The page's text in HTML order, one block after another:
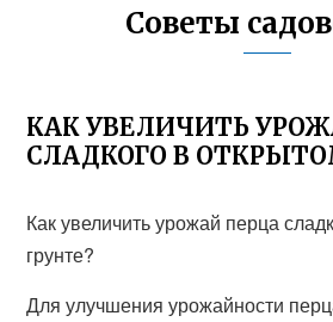
Советы
КАК УВЕЛИЧИТЬ
СЛАДКОГО В
Как увеличить урожай перца
грунте?
Для улучшения урожайности